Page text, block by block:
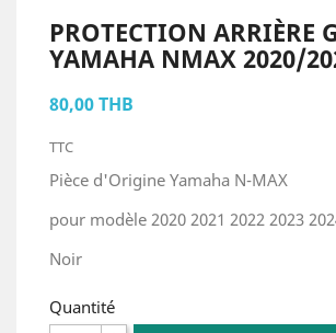
PROTECTION ARRIÈRE
YAMAHA NMAX 2020/
80,00 THB
TTC
Pièce d'Origine Yamaha N-MAX
pour modèle 2020 2021 2022 2023
Noir
Quantité